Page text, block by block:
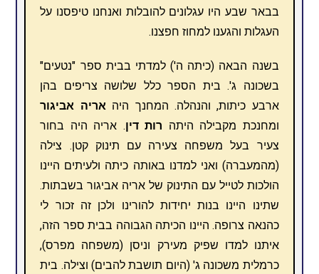
בבאר שבע היו עגלונים להובלות ואנחנו טיפסנו על
העגלות והגענו למחוז חפצנו.
בשנה הבאה (כיתה ה') למדתי בבית ספר "נטעים"
בשכונה ג'. בית הספר כלל שלושה צריפים בהן
ארבע כיתות, והנהלה. המחנך היהאריה אביגור
ומחנכת מקבילה היתה רות דין. אריה היה בחור
צעיר בעל משפחה צעירה עם תינוק קטן. צילה
(מהמעברה) ואני למדנו באותה כיתה ולעיתים היינו
הולכות לטייל עם התינוק של אריה אביגור בשבתות.
שתינו היינו בנות יחידות להורינו ולכן זה זכור לי
כהנאה צרופה. היינו הכיתה הגבוהה בבית ספר הזה,
איתנו למדו שפיק מעירק וניסן (משפחה מפרס),
כרמלית משכונה ג' (היום תושבת להבים) וצילה. בית